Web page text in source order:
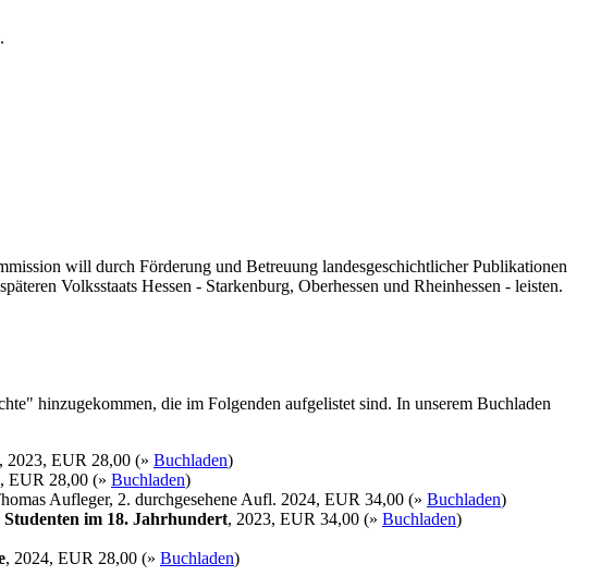
will durch Förderung und Betreuung landesgeschichtlicher Publikationen
Volksstaats Hessen - Starkenburg, Oberhessen und Rheinhessen - leisten.
hinzugekommen, die im Folgenden aufgelistet sind. In unserem Buchladen
, 2023, EUR 28,00 (» Buchladen)
EUR 28,00 (» Buchladen)
Aufleger, 2. durchgesehene Aufl. 2024, EUR 34,00 (» Buchladen)
im 18. Jahrhundert, 2023, EUR 34,00 (» Buchladen)
, 2024, EUR 28,00 (» Buchladen)